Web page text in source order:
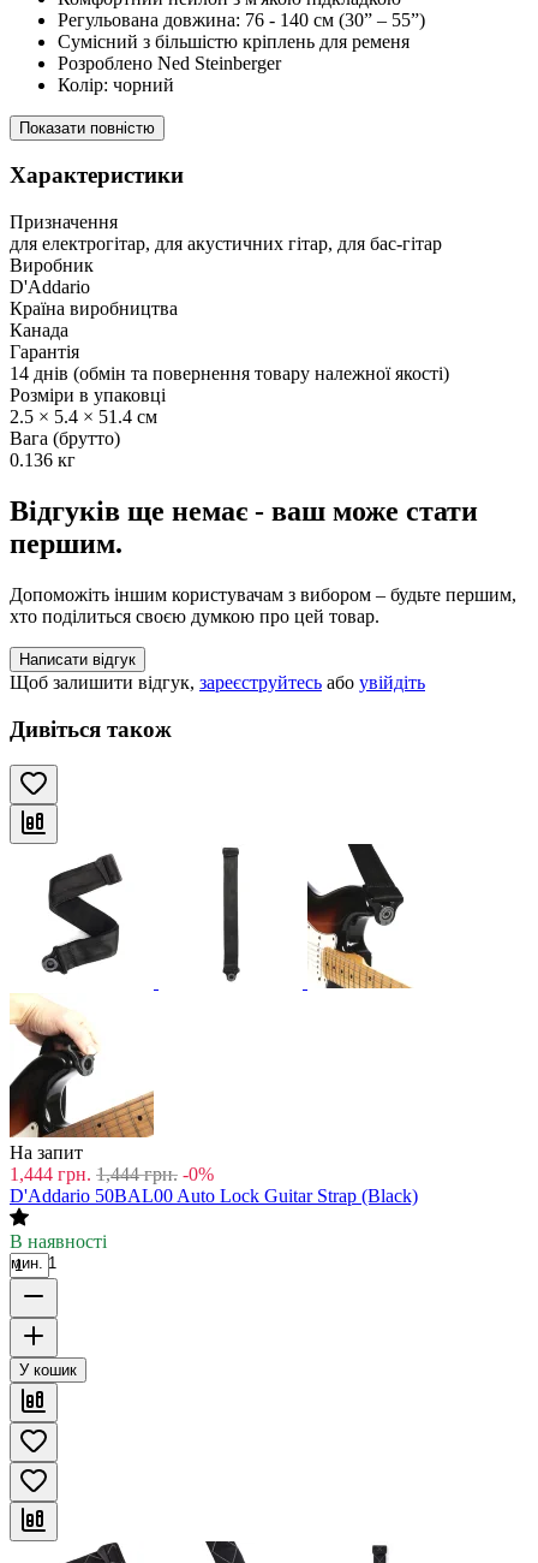
Регульована довжина: 76 - 140 см (30” – 55”)
Сумісний з більшістю кріплень для ременя
Розроблено Ned Steinberger
Колір: чорний
Показати повністю
Характеристики
Призначення
для електрогітар, для акустичних гітар, для бас-гітар
Виробник
D'Addario
Країна виробництва
Канада
Гарантія
14 днів (обмін та повернення товару належної якості)
Розміри в упаковці
2.5 × 5.4 × 51.4 см
Вага (брутто)
0.136 кг
Відгуків ще немає - ваш може стати
першим.
Допоможіть іншим користувачам з вибором – будьте першим,
хто поділиться своєю думкою про цей товар.
Написати відгук
Щоб залишити відгук, зареєструйтесь або увійдіть
Дивіться також
На запит
1,444 грн. 1,444 грн. -0%
D'Addario 50BAL00 Auto Lock Guitar Strap (Black)
В наявності
мин. 1
У кошик